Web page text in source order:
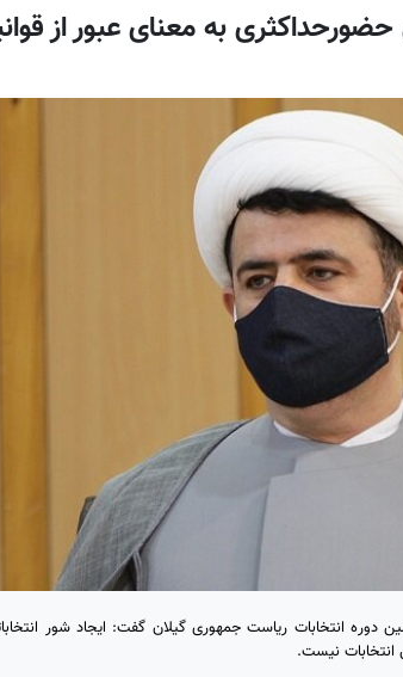
حضورحداکثری به معنای عبور از
انتخابات ریاست جمهوری گیلان گفت: ایجاد شور
انتخابات نیست.